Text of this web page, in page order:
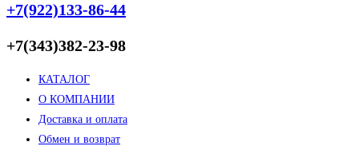
+7(922)133-86-44
+7(343)382-23-98
КАТАЛОГ
О КОМПАНИИ
Доставка и оплата
Обмен и возврат